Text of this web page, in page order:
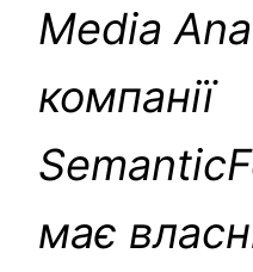
Media
компанії
має